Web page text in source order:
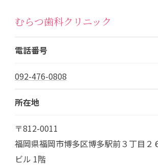
むらつ歯科クリニック
電話番号
092-476-0808
所在地
〒812-0011
福岡県福岡市博多区博多駅前３丁目２
ビル 1階